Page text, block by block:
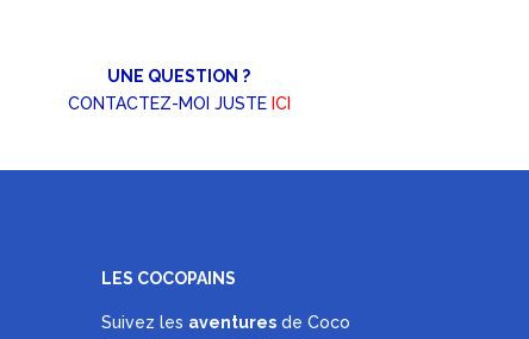
UNE QUESTION ?
CONTACTEZ-MOI JUSTE ICI
LES COCOPAINS
Suivez les aventures de Coco